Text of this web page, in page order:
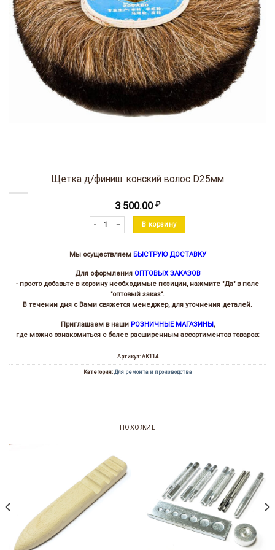
Щетка д/финиш. конский волос D25мм
3 500.00 ₽
Количество товара Щетка д/финиш. конский волос D25мм
В корзину
Мы осуществляем БЫСТРУЮ ДОСТАВКУ
Для оформления ОПТОВЫХ ЗАКАЗОВ
- просто добавьте в корзину необходимые позиции, нажмите "Да" в поле
"оптовый заказ".
В течении дня с Вами свяжется менеджер, для уточнения деталей.
Приглашаем в наши РОЗНИЧНЫЕ МАГАЗИНЫ,
где можно ознакомиться с более расширенным ассортиментов товаров:
Артикул: АК114
Категория: Для ремонта и производства
ПОХОЖИЕ